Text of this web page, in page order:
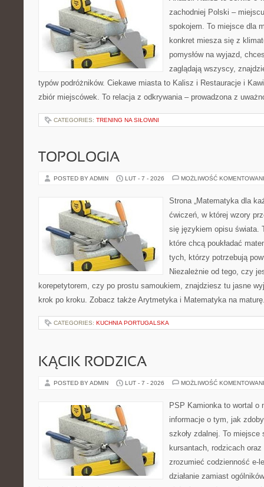
zachodniej Polski –
spokojem. To miejsce dla
konkret miesza się z
pomysłów na wyjazd,
zaglądają wszyscy,
typów podróżników. Ciekawe miasta to Kalisz i Restauracje i
zbiór miejscówek. To relacja z odkrywania – prowadzona z
CATEGORIES: TRENING NA SIŁOWNI
TOPOLOGIA
POSTED BY ADMIN LUT - 7 - 2026 MOŻLIWOŚĆ
Strona „Matematyka dla
ćwiczeń, w której wzory
się językiem opisu świata.
które chcą poukładać
tych, którzy potrzebują
Niezależnie od tego, czy
korepetytorem, czy po prostu samoukiem, znajdziesz tu jasne
krok po kroku. Zobacz także Arytmetyka i Matematyka na
CATEGORIES: KUCHNIA PORTUGALSKA
KĄCIK RODZICA
POSTED BY ADMIN LUT - 7 - 2026 MOŻLIWOŚĆ
PSP Kamionka to wortal o
informacje o tym, jak
szkoły zdalnej. To
kursantach, rodzicach
zrozumieć codzienność e-
działanie zamiast